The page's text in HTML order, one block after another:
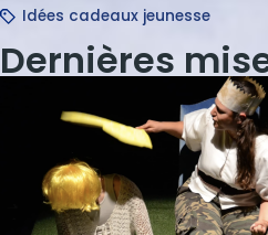
Idées cadeaux jeunesse
Dernières